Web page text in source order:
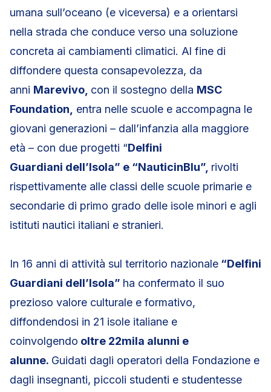
umana sull’oceano (e viceversa) e a orientarsi
nella strada che conduce verso una soluzione
concreta ai cambiamenti climatici. Al fine di
diffondere questa consapevolezza, da
anni Marevivo, con il sostegno della MSC
Foundation,
entra nelle scuole e accompagna le
giovani generazioni – dall’infanzia alla maggiore
età – con due progetti “Delfini
Guardiani dell’Isola” e “NauticinBlu”, rivolti
rispettivamente alle classi delle scuole primarie e
secondarie di primo grado delle isole minori e agli
istituti nautici italiani e stranieri.
In 16 anni di attività sul territorio nazionale “Delfini
Guardiani dell’Isola” ha confermato il suo
prezioso valore culturale e formativo,
diffondendosi in 21 isole italiane e
coinvolgendo oltre 22mila alunni e
alunne. Guidati dagli operatori della Fondazione e
dagli insegnanti, piccoli studenti e studentesse